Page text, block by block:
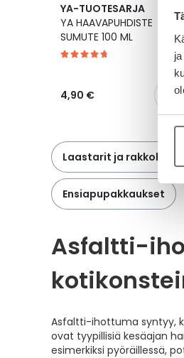
YA-TUOTESARJA
YA HAAVAPUHDISTE
SUMUTE 100 ML
4,90 €
Laastarit ja
Ensiapupakkaukset
Asfaltti-
Asfaltti-ihottuma syntyy,
ovat tyypillisiä kesäajan
esimerkiksi pyöräillessä,